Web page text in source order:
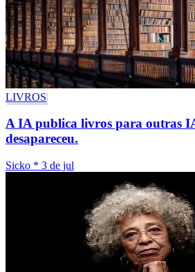
LIVROS
A IA publica livros para outras
desapareceu.
Sicko * 3 de jul